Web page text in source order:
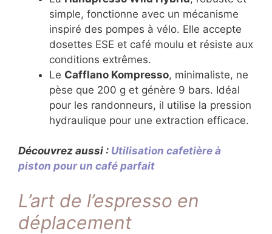
simple, fonctionne avec un mécanisme
inspiré des pompes à vélo. Elle accepte
dosettes ESE et café moulu et résiste aux
conditions extrêmes.
Le Cafflano Kompresso, minimaliste, ne
pèse que 200 g et génère 9 bars. Idéal
pour les randonneurs, il utilise la pression
hydraulique pour une extraction efficace.
Découvrez aussi : Utilisation cafetière à
piston pour un café parfait
L’art de l’espresso en
déplacement